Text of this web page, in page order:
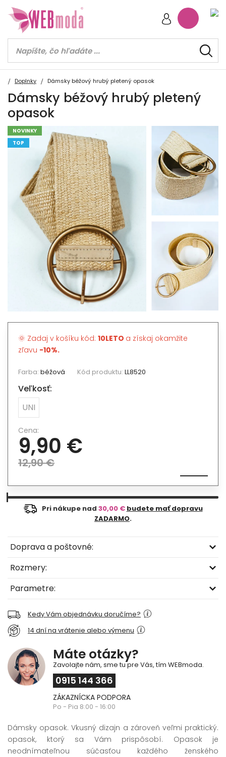
Doplnky Dámsky béžový hrubý pletený opasok
Dámsky béžový hrubý pletený
opasok
NOVINKY
TOP
🌞 Zadaj v košíku kód: 10LETO a získaj okamžite
zľavu -10%.
Farba: béžová Kód produktu: LL8520
Veľkosť:
UNI
Cena:
9,90 €
12,90 €
Pri nákupe nad 30,00 € budete mať dopravu
ZADARMO.
Doprava a poštovné:
Rozmery:
Parametre:
Kedy Vám objednávku doručíme?
14 dní na vrátenie alebo výmenu
Máte otázky?
Zavolajte nám, sme tu pre Vás, tím WEBmoda.
0915 144 366
ZÁKAZNÍCKA PODPORA
Po - Pia 8:00 - 16:00
Dámsky opasok. Vkusný dizajn a zároveň veľmi praktický.
opasok, ktorý sa Vám prispôsobí. Opasok je
neodnímateľnou súčasťou každého ženského